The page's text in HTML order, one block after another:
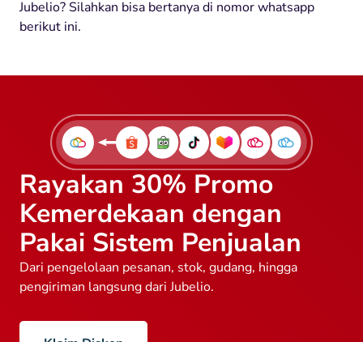
Jubelio? Silahkan bisa bertanya di nomor whatsapp
berikut ini.
Rayakan 30% Promo
Kemerdekaan dengan
Pakai Sistem Penjualan
Dari pengelolaan pesanan, stok, gudang, hingga
pengiriman langsung dari Jubelio.